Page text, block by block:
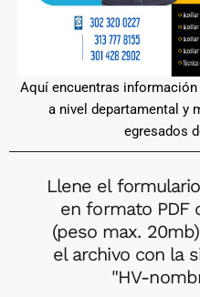
Aquí encuentras
a nivel departamental y
egresados
Llene el
en formato PDF
(peso max.
el archivo con la
"HV-